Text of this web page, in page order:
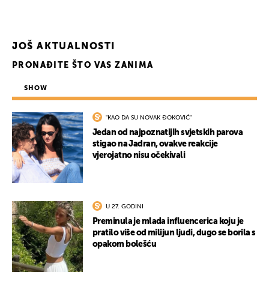
JOŠ AKTUALNOSTI
PRONAĐITE ŠTO VAS ZANIMA
SHOW
"KAO DA SU NOVAK ĐOKOVIĆ"
Jedan od najpoznatijih svjetskih parova
stigao na Jadran, ovakve reakcije
vjerojatno nisu očekivali
U 27. GODINI
Preminula je mlada influencerica koju je
pratilo više od milijun ljudi, dugo se borila s
opakom bolešću